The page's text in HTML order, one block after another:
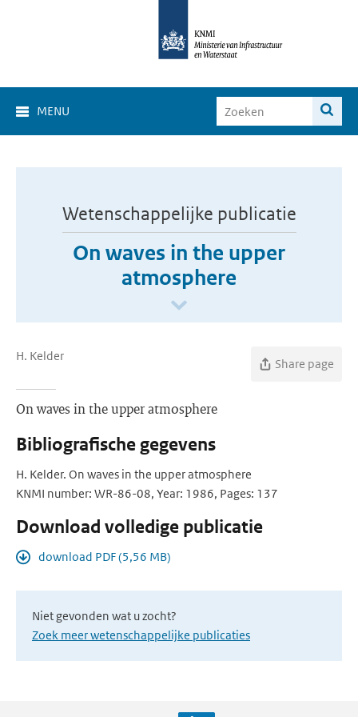
MENU
Wetenschappelijke publicatie
On waves in the upper
atmosphere
H. Kelder
Share page
On waves in the upper atmosphere
Bibliografische gegevens
H. Kelder. On waves in the upper atmosphere
KNMI number: WR-86-08, Year: 1986, Pages: 137
Download volledige publicatie
download PDF (5,56 MB)
Niet gevonden wat u zocht?
Zoek meer wetenschappelijke publicaties